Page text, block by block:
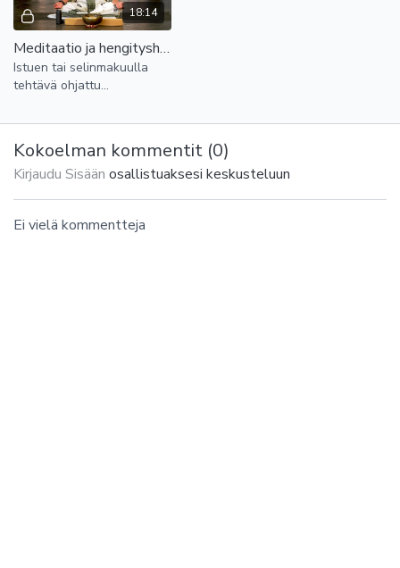
18:14
Meditaatio ja hengitysharjoitus (20min.)
Istuen tai selinmakuulla
tehtävä ohjattu
sisältää myös yksinkertaisia
Kokoelman kommentit (0)
Kirjaudu Sisään osallistuaksesi keskusteluun
Ei vielä kommentteja